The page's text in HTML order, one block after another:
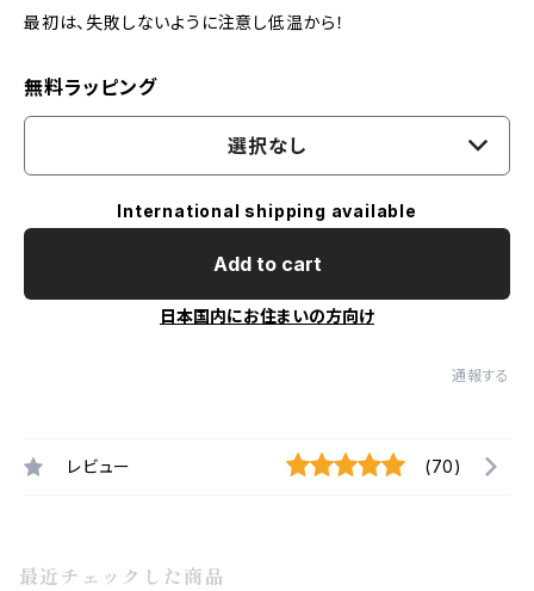
最初は、失敗しないように注意し低温から！
無料ラッピング
選択なし
International shipping available
Add to cart
日本国内にお住まいの方向け
通報する
レビュー (70)
最近チェックした商品